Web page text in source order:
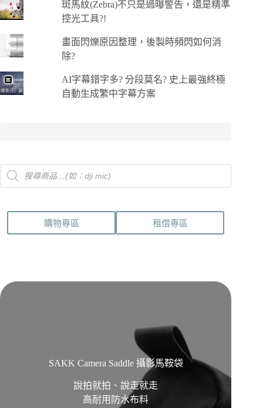
斑馬紋(Zebra)不只是過曝警告，還是精準
控光工具?!
畫面閃爍原因整理，後製時頻閃如何消
除?
AI字幕錯字多? 分段莫名? 史上最強終極
自動生成繁中字幕方案
Products
search
購物專區 租借專區
SAKK Camera Saddle 攝影馬鞍袋
說拍就拍、說走就走
高耐用防水布料